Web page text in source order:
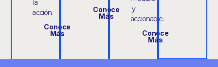
la
acción.
Conoce
Más
Conoce
Más
y
accionable.
Conoce
Más